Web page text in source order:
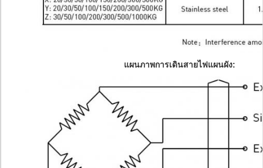
แผนภาพการเดินสายไฟแผนผัง: